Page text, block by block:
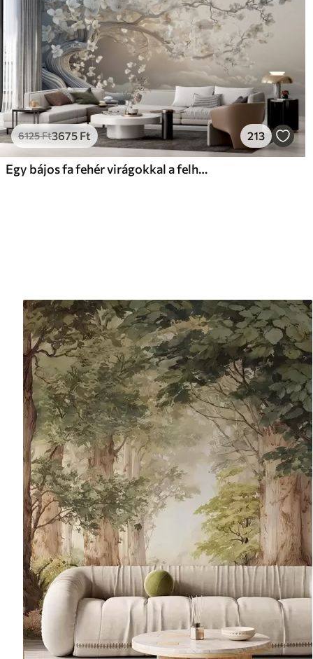
6125Ft3675 Ft 213
Egy bájos fa fehér virágokkal a felhők hátterében, érdekes stílusban, finom meleg színekben